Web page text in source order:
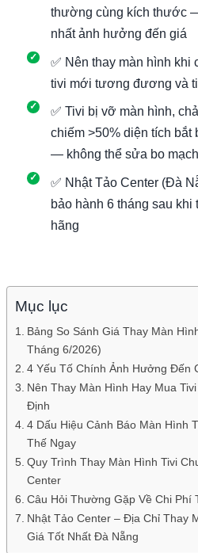
thường cùng kích thước
nhất ảnh hưởng đến giá
✅ Nên thay màn hình khi
tivi mới tương đương và
✅ Tivi bị vỡ màn hình,
chiếm >50% diện tích bắt
— không thể sửa bo mạch
✅ Nhật Tảo Center (Đà
bảo hành 6 tháng sau khi
hãng
Mục lục
Bảng So Sánh Giá Thay Màn
Tháng 6/2026)
4 Yếu Tố Chính Ảnh Hưởng Đến
Nên Thay Màn Hình Hay Mua
Định
4 Dấu Hiệu Cảnh Báo Màn Hình
Thế Ngay
Quy Trình Thay Màn Hình Tivi
Center
Câu Hỏi Thường Gặp Về Chi Phí
Nhật Tảo Center – Địa Chỉ Thay
Giá Tốt Nhất Đà Nẵng